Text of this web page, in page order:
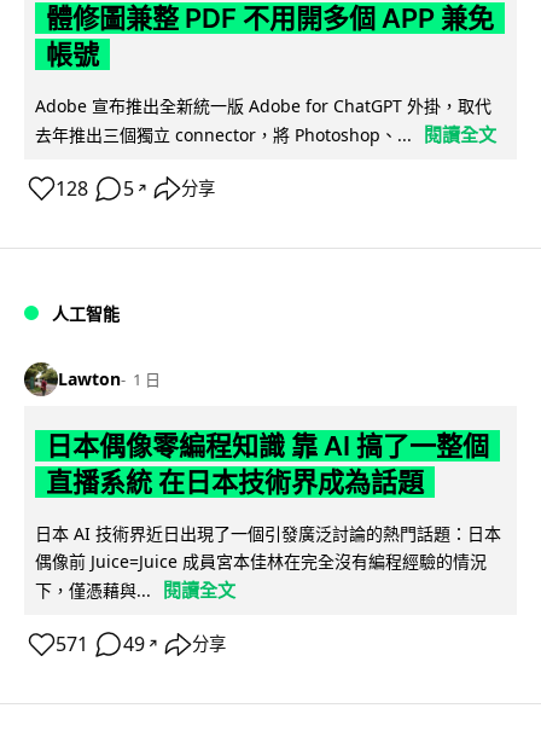
體修圖兼整 PDF 不用開多個 APP 兼免
帳號
Adobe 宣布推出全新統一版 Adobe for ChatGPT 外掛，取代
去年推出三個獨立 connector，將 Photoshop、...
閱讀全文
128 5 ↗ 分享
人工智能
Lawton 1 日
日本偶像零編程知識 靠 AI 搞了一整個
直播系統 在日本技術界成為話題
日本 AI 技術界近日出現了一個引發廣泛討論的熱門話題：日本
偶像前 Juice=Juice 成員宮本佳林在完全沒有編程經驗的情況
下，僅憑藉與...
閱讀全文
571 49 ↗ 分享